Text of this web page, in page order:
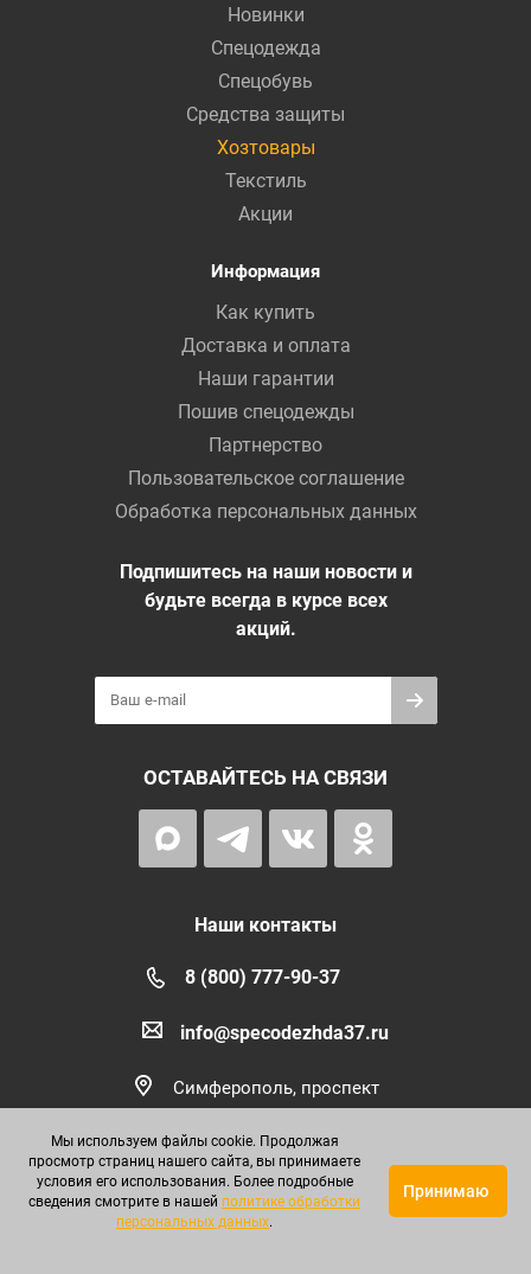
Новинки
Спецодежда
Спецобувь
Средства защиты
Хозтовары
Текстиль
Акции
Информация
Как купить
Доставка и оплата
Наши гарантии
Пошив спецодежды
Партнерство
Пользовательское соглашение
Обработка персональных данных
Подпишитесь на наши новости и
будьте всегда в курсе всех
акций.
ОСТАВАЙТЕСЬ НА СВЯЗИ
Наши контакты
8 (800) 777-90-37
info@specodezhda37.ru
Симферополь, проспект
2013 © Производство и продажа
Мы используем файлы cookie. Продолжая
просмотр страниц нашего сайта, вы принимаете
условия его использования. Более подробные
сведения смотрите в нашей политике обработки
персональных данных.
Принимаю